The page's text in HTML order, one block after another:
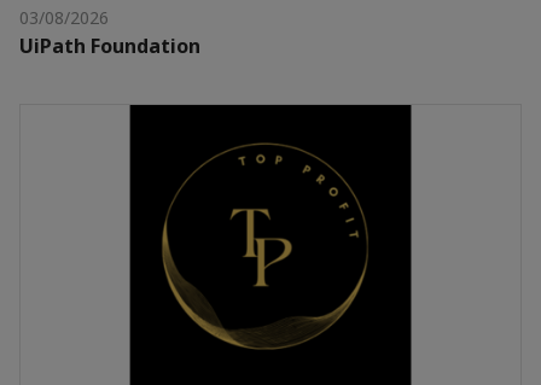
03/08/2026
UiPath Foundation